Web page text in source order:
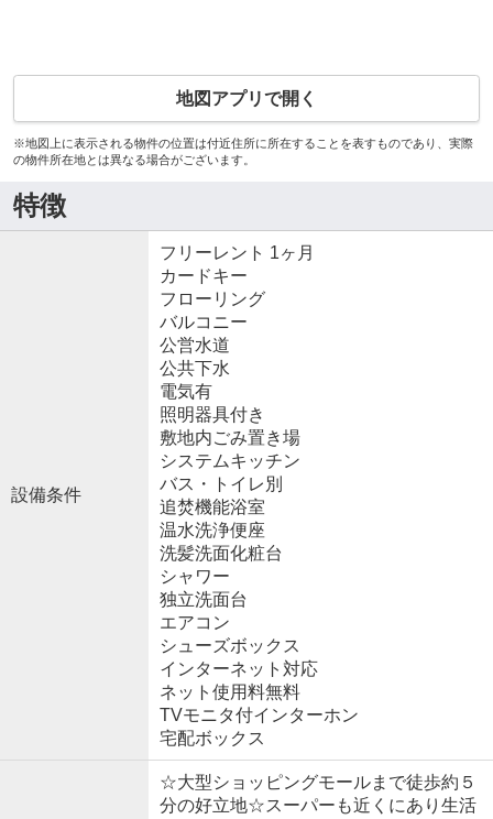
地図アプリで開く
※地図上に表示される物件の位置は付近住所に所在することを表すものであり、実際
の物件所在地とは異なる場合がございます。
特徴
設備条件
フリーレント 1ヶ月
カードキー
フローリング
バルコニー
公営水道
公共下水
電気有
照明器具付き
敷地内ごみ置き場
システムキッチン
バス・トイレ別
追焚機能浴室
温水洗浄便座
洗髪洗面化粧台
シャワー
独立洗面台
エアコン
シューズボックス
インターネット対応
ネット使用料無料
TVモニタ付インターホン
宅配ボックス
☆大型ショッピングモールまで徒歩約５
分の好立地☆スーパーも近くにあり生活